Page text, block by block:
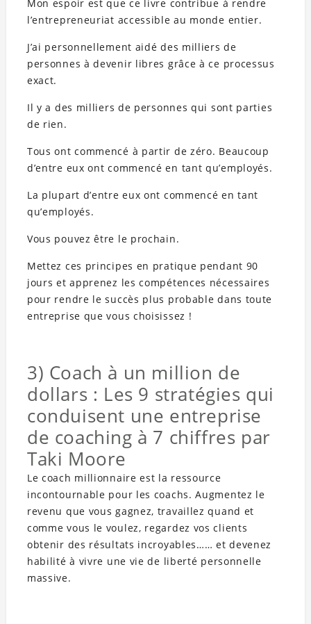
Mon espoir est que ce livre contribue à rendre
l’entrepreneuriat accessible au monde entier.
J’ai personnellement aidé des milliers de
personnes à devenir libres grâce à ce processus
exact.
Il y a des milliers de personnes qui sont parties
de rien.
Tous ont commencé à partir de zéro. Beaucoup
d’entre eux ont commencé en tant qu’employés.
La plupart d’entre eux ont commencé en tant
qu’employés.
Vous pouvez être le prochain.
Mettez ces principes en pratique pendant 90
jours et apprenez les compétences nécessaires
pour rendre le succès plus probable dans toute
entreprise que vous choisissez !
3) Coach à un million de
dollars : Les 9 stratégies qui
conduisent une entreprise
de coaching à 7 chiffres par
Taki Moore
Le coach millionnaire est la ressource
incontournable pour les coachs. Augmentez le
revenu que vous gagnez, travaillez quand et
comme vous le voulez, regardez vos clients
obtenir des résultats incroyables…… et devenez
habilité à vivre une vie de liberté personnelle
massive.